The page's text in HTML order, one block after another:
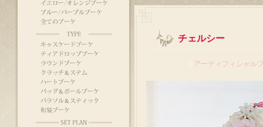
チェルシー
アーティフィシャル